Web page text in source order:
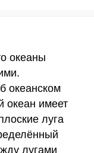
океаны
океанском
океан имеет
луга
лугами